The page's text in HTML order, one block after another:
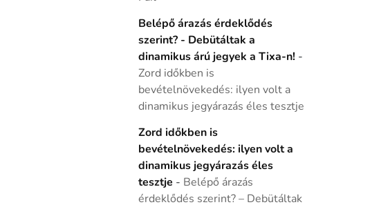
Belépő árazás érdeklődés
szerint? - Debütáltak a
dinamikus árú jegyek a Tixa-n! -
Zord időkben is
bevételnövekedés: ilyen volt a
dinamikus jegyárazás éles tesztje
Zord időkben is
bevételnövekedés: ilyen volt a
dinamikus jegyárazás éles
tesztje - Belépő árazás
érdeklődés szerint? – Debütáltak